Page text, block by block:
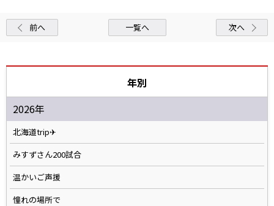
前へ 一覧へ 次へ
年別
2026年
北海道trip✈
みすずさん200試合
温かいご声援
憧れの場所で